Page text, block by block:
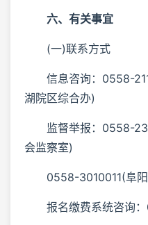
六、有关事宜
(一)联系方式
信息咨询：0558-
湖院区综合办)
监督举报：0558-
会监察室)
0558-3010011(阜阳
报名缴费系统咨询：